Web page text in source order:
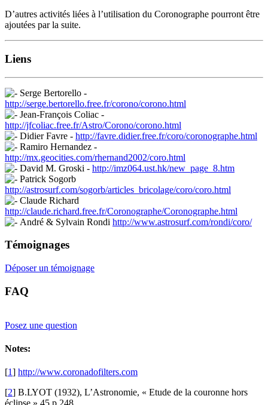
D’autres activités liées à l’utilisation du Coronographe pourront être
ajoutées par la suite.
Liens
Serge Bertorello -
http://serge.bertorello.free.fr/corono/corono.html
Jean-François Coliac -
http://jfcoliac.free.fr/Astro/Corono/corono.html
Didier Favre - http://favre.didier.free.fr/coro/coronographe.html
Ramiro Hernandez -
http://mx.geocities.com/rhernand2002/coro.html
David M. Groski - http://imz064.ust.hk/new_page_8.htm
Patrick Sogorb
http://astrosurf.com/sogorb/articles_bricolage/coro/coro.html
Claude Richard
http://claude.richard.free.fr/Coronographe/Coronographe.html
André & Sylvain Rondi http://www.astrosurf.com/rondi/coro/
Témoignages
Déposer un témoignage
FAQ
Posez une question
Notes:
[1] http://www.coronadofilters.com
[2] B.LYOT (1932), L’Astronomie, « Etude de la couronne hors
éclipse »,45,p 248